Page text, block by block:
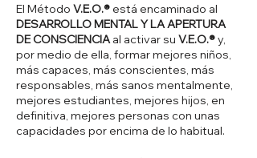
El Método V.E.O.®está encaminado al
DESARROLLO MENTAL Y LA APERTURA
DE CONSCIENCIAal activar su V.E.O.®y,
por medio de ella, formar mejores niños,
más capaces, más conscientes, más
responsables, más sanos mentalmente,
mejores estudiantes, mejores hijos, en
definitiva, mejores personas con unas
capacidades por encima de lo habitual.